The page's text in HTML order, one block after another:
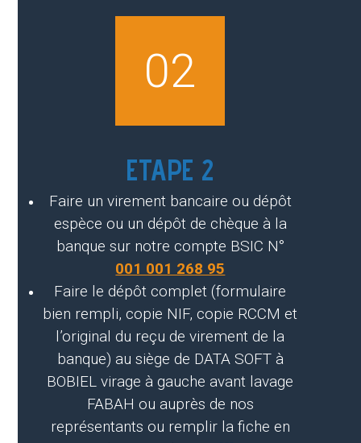
02
ETAPE 2
Faire un virement bancaire ou dépôt
espèce ou un dépôt de chèque à la
banque sur notre compte BSIC N°
001 001 268 95
Faire le dépôt complet (formulaire
bien rempli, copie NIF, copie RCCM et
l’original du reçu de virement de la
banque) au siège de DATA SOFT à
BOBIEL virage à gauche avant lavage
FABAH ou auprès de nos
représentants ou remplir la fiche en